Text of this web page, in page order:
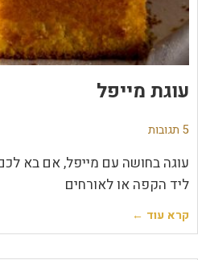
עוגת מייפל
5 תגובות
ליד הקפה או לאורחים
קרא עוד ←